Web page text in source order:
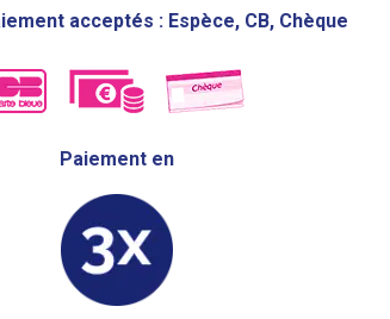
acceptés : Espèce, CB, Chèque
Paiement en